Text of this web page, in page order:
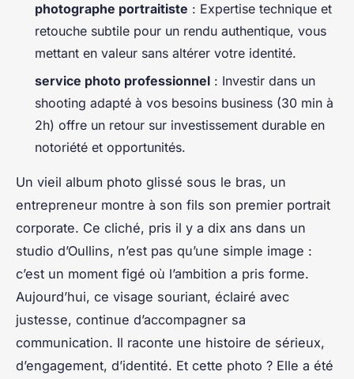
photographe portraitiste : Expertise technique et
retouche subtile pour un rendu authentique, vous
mettant en valeur sans altérer votre identité.
service photo professionnel : Investir dans un
shooting adapté à vos besoins business (30 min à
2h) offre un retour sur investissement durable en
notoriété et opportunités.
Un vieil album photo glissé sous le bras, un
entrepreneur montre à son fils son premier portrait
corporate. Ce cliché, pris il y a dix ans dans un
studio d’Oullins, n’est pas qu’une simple image :
c’est un moment figé où l’ambition a pris forme.
Aujourd’hui, ce visage souriant, éclairé avec
justesse, continue d’accompagner sa
communication. Il raconte une histoire de sérieux,
d’engagement, d’identité. Et cette photo ? Elle a été